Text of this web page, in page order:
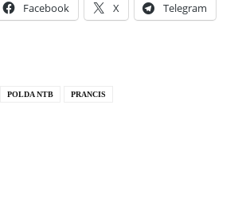
Facebook X Telegram
POLDA NTB PRANCIS